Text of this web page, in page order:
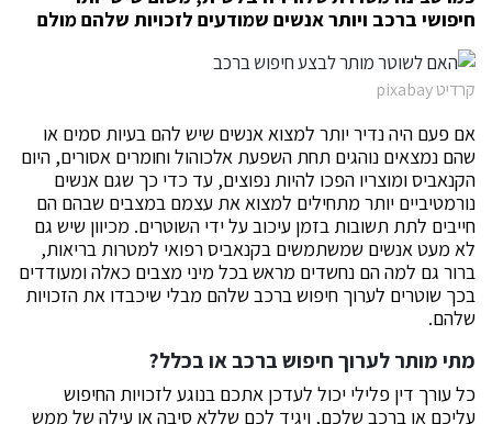
חיפושי ברכב ויותר אנשים שמודעים לזכויות שלהם מולם
קרדיט pixabay
אם פעם היה נדיר יותר למצוא אנשים שיש להם בעיות סמים או
שהם נמצאים נוהגים תחת השפעת אלכוהול וחומרים אסורים, היום
הקנאביס ומוצריו הפכו להיות נפוצים, עד כדי כך שגם אנשים
נורמטיביים יותר מתחילים למצוא את עצמם במצבים שבהם הם
חייבים לתת תשובות בזמן עיכוב על ידי השוטרים. מכיוון שיש גם
לא מעט אנשים שמשתמשים בקנאביס רפואי למטרות בריאות,
ברור גם למה הם נחשדים מראש בכל מיני מצבים כאלה ומעודדים
בכך שוטרים לערוך חיפוש ברכב שלהם מבלי שיכבדו את הזכויות
שלהם.
מתי מותר לערוך חיפוש ברכב או בכלל?
כל עורך דין פלילי יכול לעדכן אתכם בנוגע לזכויות החיפוש
עליכם או ברכב שלכם, ויגיד לכם שללא סיבה או עילה של ממש